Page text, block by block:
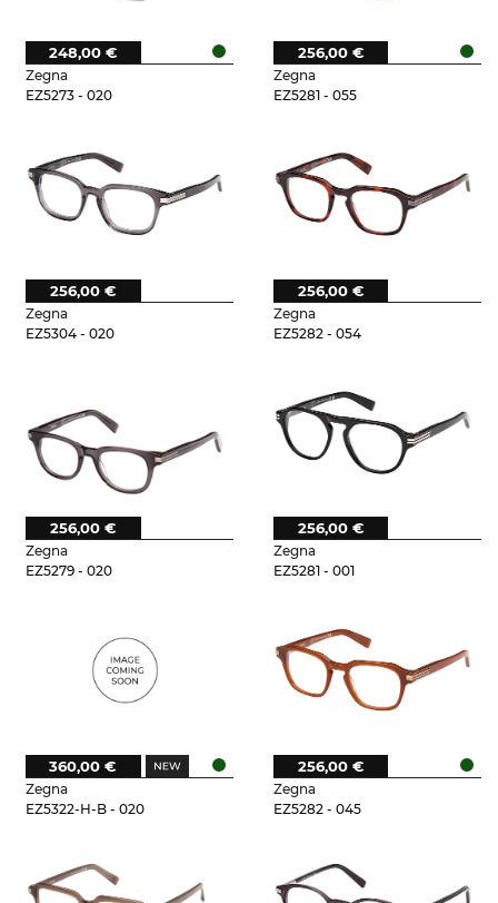
Zegna
EZ5273 - 020
248,00 €
Zegna
EZ5281 - 055
256,00 €
Zegna
EZ5304 - 020
256,00 €
Zegna
EZ5282 - 054
256,00 €
Zegna
EZ5279 - 020
256,00 €
Zegna
EZ5281 - 001
256,00 €
Zegna
EZ5322-H-B - 020
360,00 €
Zegna
EZ5282 - 045
256,00 €